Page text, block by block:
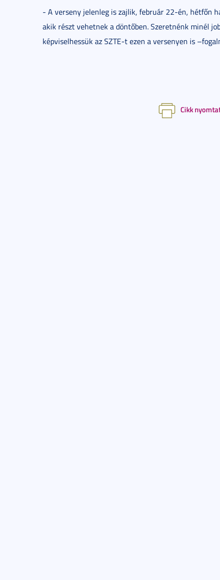
- A verseny jelenleg is zajlik, február 22-én, hétfőn
akik részt vehetnek a döntőben. Szeretnénk minél
képviselhessük az SZTE-t ezen a versenyen is
Cikk